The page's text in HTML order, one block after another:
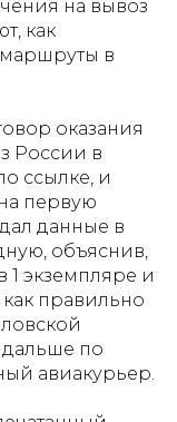
на вывоз
как
маршруты в
оказания
России в
ссылке, и
первую
данные в
объяснив,
1 экземпляре и
как правильно
дальше по
авиакурьер.